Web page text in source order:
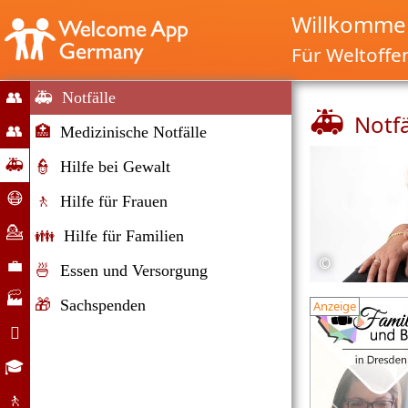
Für
👥
Start
👥
Migration
&
Immigration
🚑
Notfälle
😷
Corona-
💁
Beratung
💼
Arbeitsmarkt
🏭
Unternehmen

Alltag
🎓
Bildungsangebote
🚶
🚑 Notfälle
🏥 Medizinische Notfälle
👮
Hilfe bei Gewalt
🚶
Hilfe für Frauen
👪 Hilfe für Familien
🍜
Essen und Versorgung
🎁 Sachspenden
🚑
©
Anzeige